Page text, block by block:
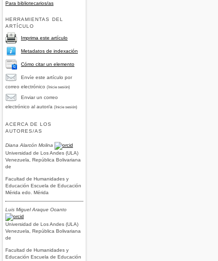
Para bibliotecarios/as
HERRAMIENTAS DEL
ARTÍCULO
Imprima este artículo
Metadatos de indexación
Cómo citar un elemento
Envíe este artículo por
correo electrónico (Inicie sesión)
Enviar un correo
electrónico al autor/a (Inicie sesión)
ACERCA DE LOS
AUTORES/AS
Diana Alarcón Molina
Universidad de Los Andes (ULA)
Venezuela, República Bolivariana
de
Facultad de Humanidades y
Educación Escuela de Educación
Mérida edo. Mérida
Luis Miguel Araque Ocanto
Universidad de Los Andes (ULA)
Venezuela, República Bolivariana
de
Facultad de Humanidades y
Educación Escuela de Educación